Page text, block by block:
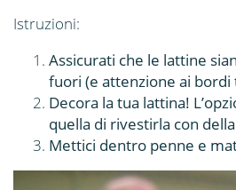
Istruzioni:
Assicurati che le lattine
fuori (e attenzione ai bordi
Decora la tua lattina!
quella di rivestirla con
Mettici dentro penne e